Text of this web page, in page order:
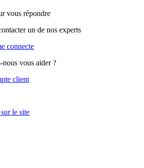
vous répondre
un de nos experts
connecte
nous vous aider ?
client
le site